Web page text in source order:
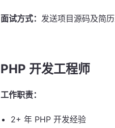
面试方式： 发送项目源码及简历
PHP 开发工程师
工作职责：
2+ 年 PHP 开发经验